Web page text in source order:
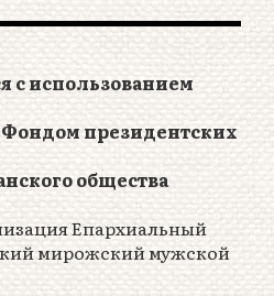
с использованием
президентских
общества
Епархиальный
мирожский мужской